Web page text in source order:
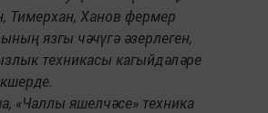
Тимерхан, Ханов фермер
язгы чәчүгә әзерлеген,
техникасы кагыйдәләре
«Чаллы яшелчәсе» техника